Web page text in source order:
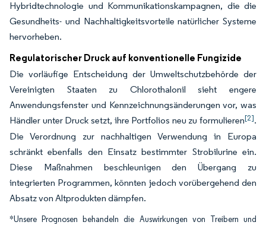
Hybridtechnologie und Kommunikationskampagnen, die die
Gesundheits- und Nachhaltigkeitsvorteile natürlicher Systeme
hervorheben.
Regulatorischer Druck auf konventionelle Fungizide
Die vorläufige Entscheidung der Umweltschutzbehörde der
Vereinigten Staaten zu Chlorothalonil sieht engere
Anwendungsfenster und Kennzeichnungsänderungen vor, was
Händler unter Druck setzt, ihre Portfolios neu zu formulieren[2].
Die Verordnung zur nachhaltigen Verwendung in Europa
schränkt ebenfalls den Einsatz bestimmter Strobilurine ein.
Diese Maßnahmen beschleunigen den Übergang zu
integrierten Programmen, könnten jedoch vorübergehend den
Absatz von Altprodukten dämpfen.
*Unsere Prognosen behandeln die Auswirkungen von Treibern und